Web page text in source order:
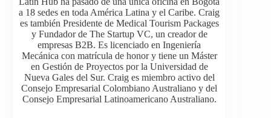
a 18 sedes en toda América Latina y el Caribe. Craig
es también Presidente de Medical Tourism Packages
y Fundador de The Startup VC, un creador de
empresas B2B. Es licenciado en Ingeniería
Mecánica con matrícula de honor y tiene un Máster
en Gestión de Proyectos por la Universidad de
Nueva Gales del Sur. Craig es miembro activo del
Consejo Empresarial Colombiano Australiano y del
Consejo Empresarial Latinoamericano Australiano.